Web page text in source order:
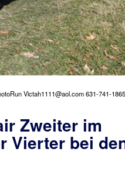
Victah1111@aol.com 631-741-1865
Zweiter im
Vierter bei